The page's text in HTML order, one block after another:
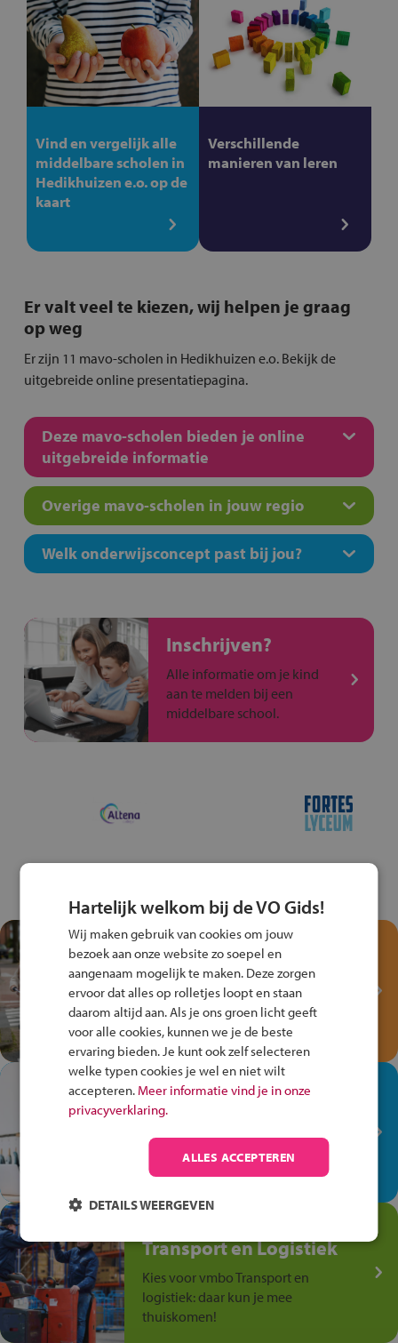
Vind en vergelijk alle
middelbare scholen in
Hedikhuizen e.o. op de
kaart
Verschillende
manieren van leren
Er valt veel te kiezen, wij helpen je graag
op weg
Er zijn 11 mavo-scholen in Hedikhuizen e.o. Bekijk de
uitgebreide online presentatiepagina.
Deze mavo-scholen bieden je online
uitgebreide informatie
Overige mavo-scholen in jouw regio
Welk onderwijsconcept past bij jou?
Inschrijven?
Alle informatie om je kind
aan te melden bij een
middelbare school.
Test je kennis met het
Fiets Veilig
Verkeersspel!
Speel het Fiets Veilig Verkeersspel
en win een Cortina-fiets!
In de winkel ben je op je
plek!
Ontdek via het vmbo jouw talent
op de winkelvloer, waar elke dag
anders is!
Transport en Logistiek
Kies voor vmbo Transport en
logistiek: daar kun je mee
thuiskomen!
Hartelijk welkom bij de VO Gids!
Wij maken gebruik van cookies om jouw
bezoek aan onze website zo soepel en
aangenaam mogelijk te maken. Deze zorgen
ervoor dat alles op rolletjes loopt en staan
daarom altijd aan. Als je ons groen licht geeft
voor alle cookies, kunnen we je de beste
ervaring bieden. Je kunt ook zelf selecteren
welke typen cookies je wel en niet wilt
accepteren. Meer informatie vind je in onze
privacyverklaring.
ALLES ACCEPTEREN
DETAILS WEERGEVEN